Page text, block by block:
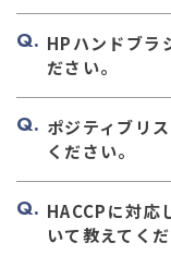
HPハンドブラ
ださい。
ポジティブリ
ください。
HACCPに対応
いて教えてくだ